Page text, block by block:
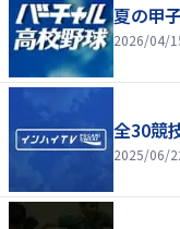
夏の甲
2026/04/
全30競
2025/06/